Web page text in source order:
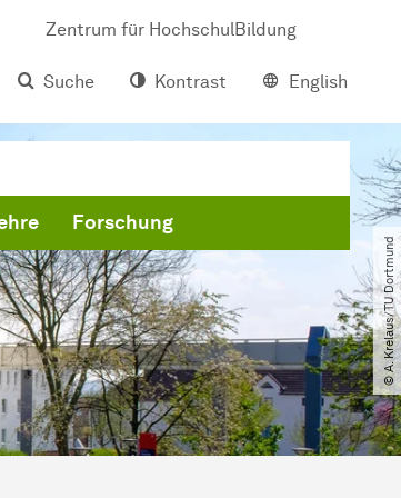
Zentrum für HochschulBildung
Suche
Kontrast English
Forschung
© A. Krelaus​/​TU Dortmund